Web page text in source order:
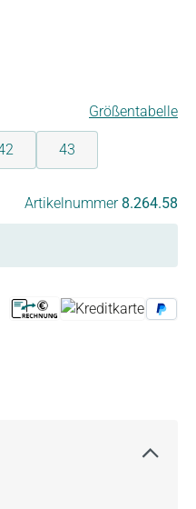
Größentabelle
43
Artikelnummer 8.264.58